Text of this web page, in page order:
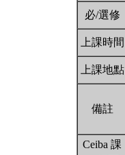
必/選修
上課時間
上課地點
備註
Ceiba 課